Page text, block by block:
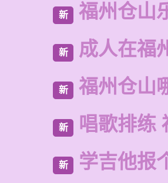
新 福州仓山
新 成人在福
新 福州仓山
新 唱歌排练
新 学吉他报